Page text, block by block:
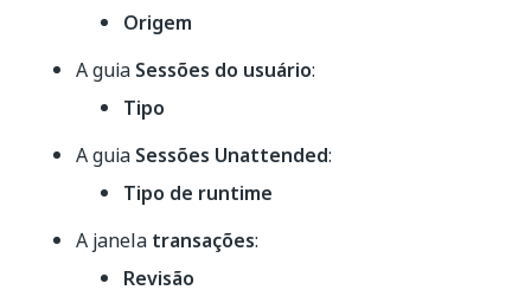
Origem
A guia Sessões do usuário:
Tipo
A guia Sessões Unattended:
Tipo de runtime
A janela transações:
Revisão